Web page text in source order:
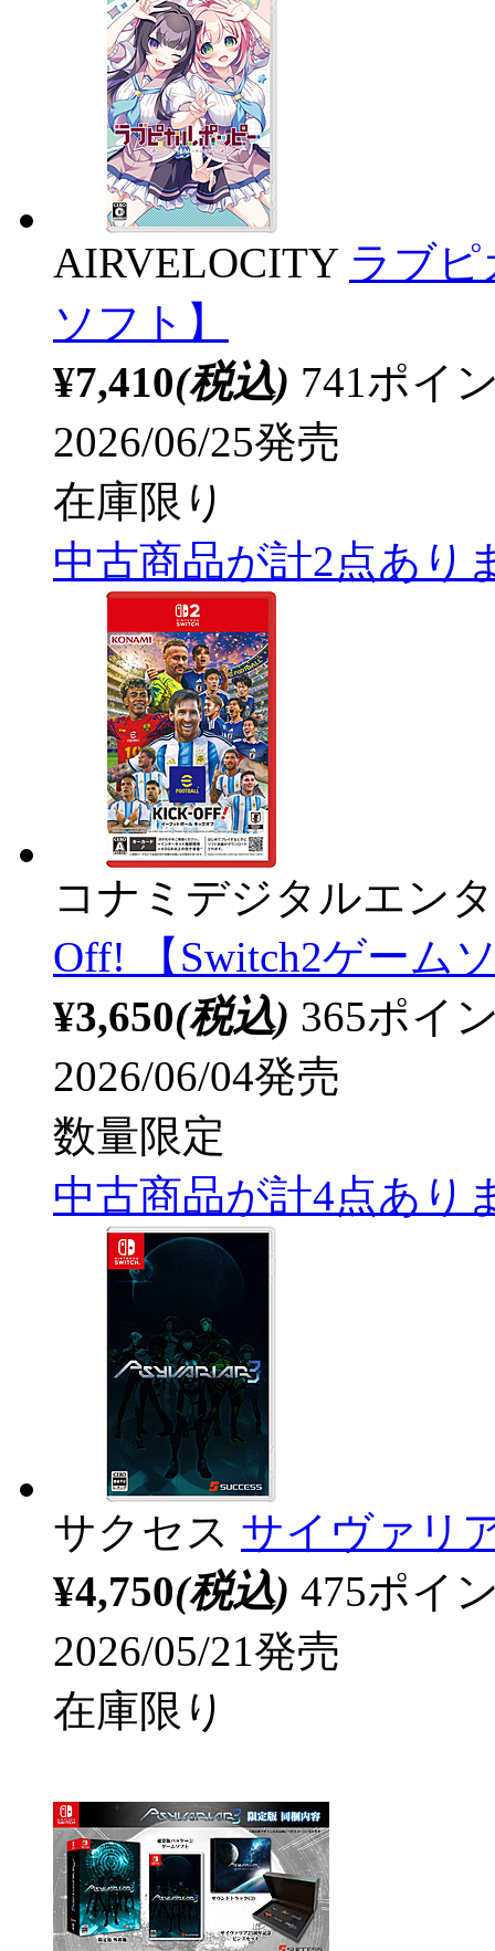
AIRVELOCITY ラブピ
ソフト】
¥7,410(税込) 741ポイ
2026/06/25発売
在庫限り
中古商品が計2点あり
コナミデジタルエン
Off! 【Switch2ゲーム
¥3,650(税込) 365ポイ
2026/06/04発売
数量限定
中古商品が計4点あり
サクセス サイヴァリ
¥4,750(税込) 475ポイ
2026/05/21発売
在庫限り